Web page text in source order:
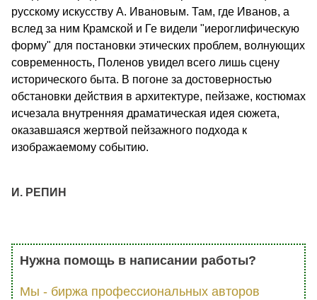
русскому искусству А. Ивановым. Там, где Иванов, а
вслед за ним Крамской и Ге видели "иероглифическую
форму" для постановки этических проблем, волнующих
современность, Поленов увидел всего лишь сцену
исторического быта. В погоне за достоверностью
обстановки действия в архитектуре, пейзаже, костюмах
исчезала внутренняя драматическая идея сюжета,
оказавшаяся жертвой пейзажного подхода к
изображаемому событию.
И. РЕПИН
Нужна помощь в написании работы?
Мы - биржа профессиональных авторов